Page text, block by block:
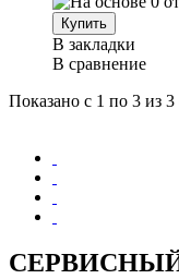
В закладки
В сравнение
Показано с 1 по 3 из
СЕРВИСНЫЙ